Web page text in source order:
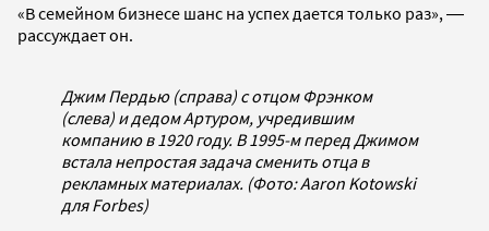
«В семейном бизнесе шанс на успех дается только раз», ―
рассуждает он.
Джим Пердью (справа) с отцом Фрэнком
(слева) и дедом Артуром, учредившим
компанию в 1920 году. В 1995-м перед Джимом
встала непростая задача сменить отца в
рекламных материалах. (Фото: Aaron Kotowski
для Forbes)